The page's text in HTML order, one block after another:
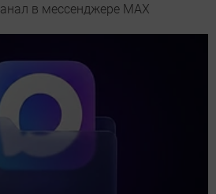
в мессенджере МАХ